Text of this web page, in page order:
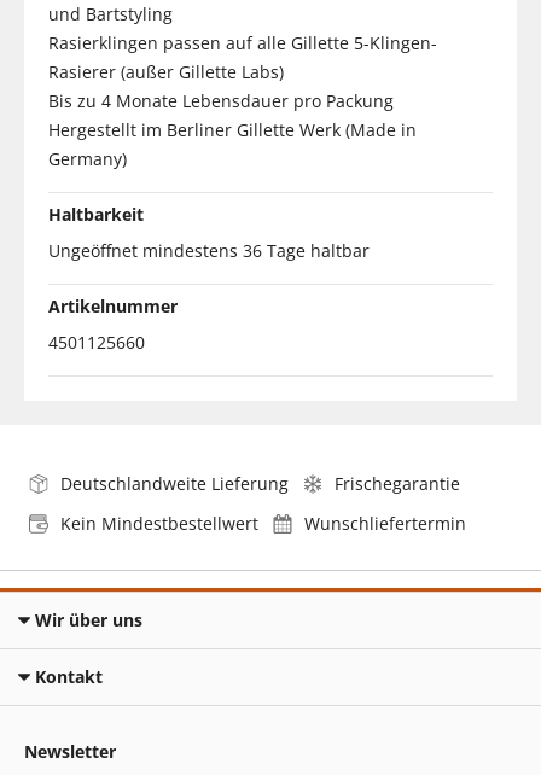
und Bartstyling
Rasierklingen passen auf alle Gillette 5-Klingen-
Rasierer (außer Gillette Labs)
Bis zu 4 Monate Lebensdauer pro Packung
Hergestellt im Berliner Gillette Werk (Made in
Germany)
Haltbarkeit
Ungeöffnet mindestens 36 Tage haltbar
Artikelnummer
4501125660
Deutschlandweite Lieferung
Frischegarantie
Kein Mindestbestellwert
Wunschliefertermin
Wir über uns
Kontakt
Newsletter